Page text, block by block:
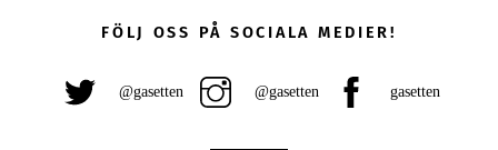
FÖLJ OSS PÅ SOCIALA MEDIER!
@gasetten @gasetten gasetten